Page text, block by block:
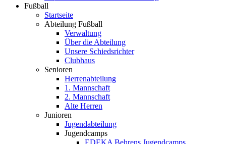
Fußball
Startseite
Abteilung Fußball
Verwaltung
Über die Abteilung
Unsere Schiedsrichter
Clubhaus
Senioren
Herrenabteilung
1. Mannschaft
2. Mannschaft
Alte Herren
Junioren
Jugendabteilung
Jugendcamps
EDEKA Behrens Jugendcamps